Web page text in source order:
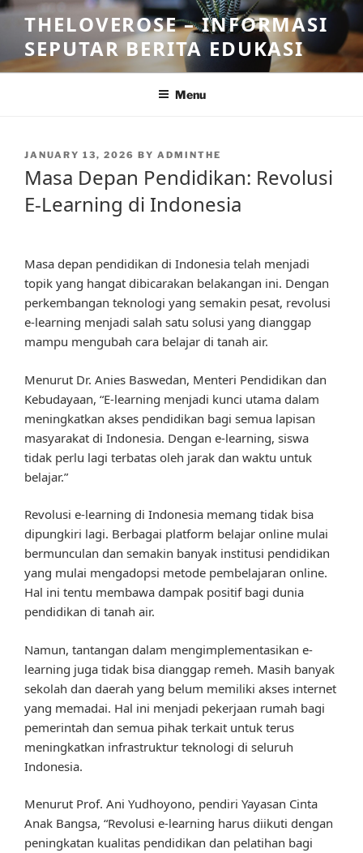
Skip
content
THELOVEROSE – INFORMASI
SEPUTAR BERITA EDUKASI
Menu
POSTED
JANUARY 13, 2026 BY ADMINTHE
Masa Depan Pendidikan: Revolusi
E-Learning di Indonesia
Masa depan pendidikan di Indonesia telah menjadi
topik yang hangat dibicarakan belakangan ini. Dengan
perkembangan teknologi yang semakin pesat, revolusi
e-learning menjadi salah satu solusi yang dianggap
mampu mengubah cara belajar di tanah air.
Menurut Dr. Anies Baswedan, Menteri Pendidikan dan
Kebudayaan, “E-learning menjadi kunci utama dalam
meningkatkan akses pendidikan bagi semua lapisan
masyarakat di Indonesia. Dengan e-learning, siswa
tidak perlu lagi terbatas oleh jarak dan waktu untuk
belajar.”
Revolusi e-learning di Indonesia memang tidak bisa
dipungkiri lagi. Berbagai platform belajar online mulai
bermunculan dan semakin banyak institusi pendidikan
yang mulai mengadopsi metode pembelajaran online.
Hal ini tentu membawa dampak positif bagi dunia
pendidikan di tanah air.
Namun, tantangan dalam mengimplementasikan e-
learning juga tidak bisa dianggap remeh. Masih banyak
sekolah dan daerah yang belum memiliki akses internet
yang memadai. Hal ini menjadi pekerjaan rumah bagi
pemerintah dan semua pihak terkait untuk terus
meningkatkan infrastruktur teknologi di seluruh
Indonesia.
Menurut Prof. Ani Yudhoyono, pendiri Yayasan Cinta
Anak Bangsa, “Revolusi e-learning harus diikuti dengan
peningkatan kualitas pendidikan dan pelatihan bagi